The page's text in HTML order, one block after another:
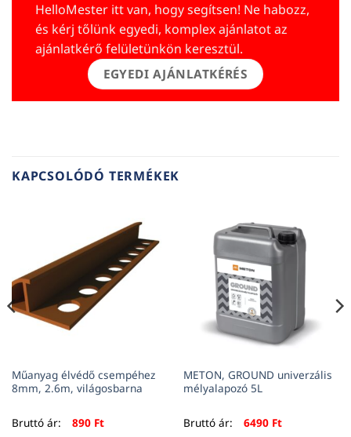
HelloMester itt van, hogy segítsen! Ne habozz,
és kérj tőlünk egyedi, komplex ajánlatot az
ajánlatkérő felületünkön keresztül.
EGYEDI AJÁNLATKÉRÉS
KAPCSOLÓDÓ TERMÉKEK
Műanyag élvédő csempéhez
8mm, 2.6m, világosbarna
Bruttó ár: 890 Ft
METON, GROUND univerzális
mélyalapozó 5L
Bruttó ár: 6490 Ft